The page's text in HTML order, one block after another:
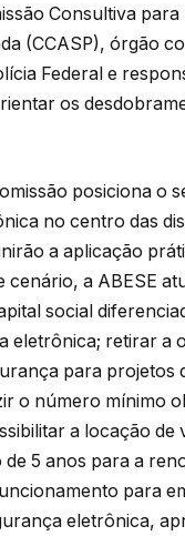
Consultiva
(CCASP), órgão
Federal e
os
posiciona o
no centro das
a aplicação
cenário, a ABESE
social
eletrônica; retirar a
para projetos
o número mínimo
a locação de
5 anos para a
para
eletrônica,